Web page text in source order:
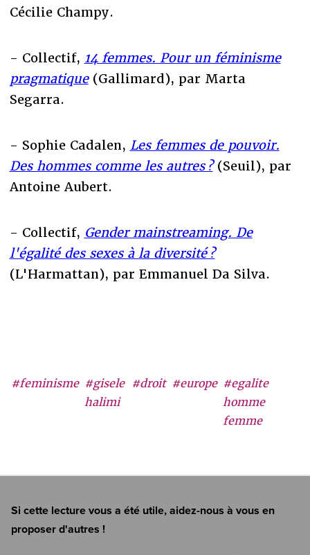
#feminisme #gisele
halimi
#droit #europe #egalite
homme
femme
Cécilie Champy.
- Collectif, 14 femmes. Pour un féminisme
pragmatique(Gallimard), par Marta
Segarra.
- Sophie Cadalen, Les femmes de pouvoir.
Des hommes comme les autres ?(Seuil), par
Antoine Aubert.
- Collectif, Gender mainstreaming. De
l'égalité des sexes à la diversité ?
(L'Harmattan), par Emmanuel Da Silva.
Si cette lecture vous a été utile, aidez-nous à vous en
proposer d'autres !